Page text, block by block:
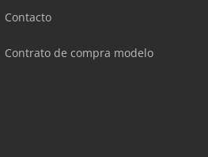
Contacto
Contrato de compra modelo